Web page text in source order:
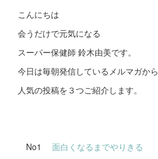
こんにちは
会うだけで元気になる
スーパー保健師 鈴木由美です。
今日は毎朝発信しているメルマガから
人気の投稿を３つご紹介します。
No1
面白くなるまでやりきる